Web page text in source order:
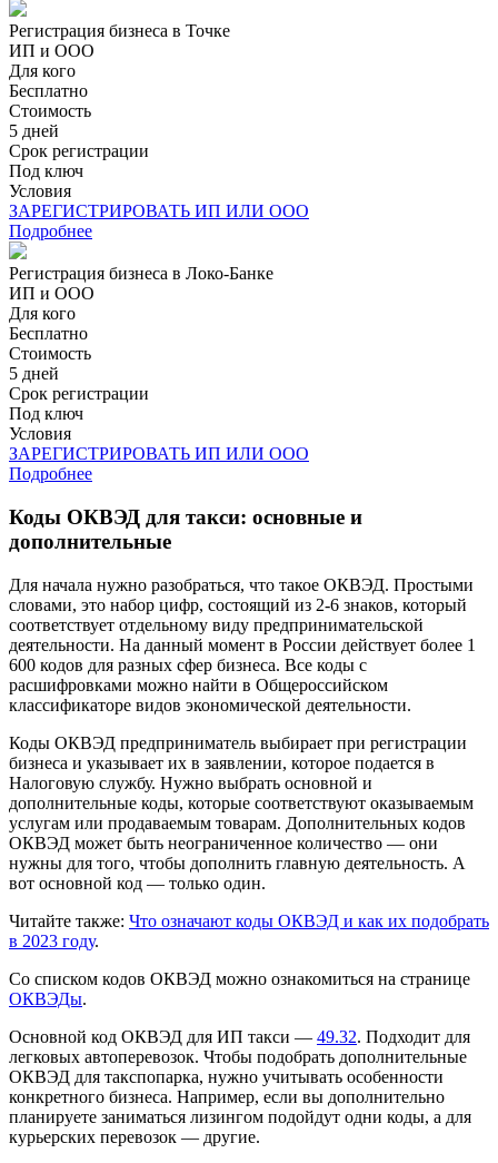
Регистрация бизнеса в Точке
ИП и ООО
Для кого
Бесплатно
Стоимость
5 дней
Срок регистрации
Под ключ
Условия
ЗАРЕГИСТРИРОВАТЬ ИП ИЛИ ООО
Подробнее
Регистрация бизнеса в Локо-Банке
ИП и ООО
Для кого
Бесплатно
Стоимость
5 дней
Срок регистрации
Под ключ
Условия
ЗАРЕГИСТРИРОВАТЬ ИП ИЛИ ООО
Подробнее
Коды ОКВЭД для такси: основные и
дополнительные
Для начала нужно разобраться, что такое ОКВЭД. Простыми
словами, это набор цифр, состоящий из 2-6 знаков, который
соответствует отдельному виду предпринимательской
деятельности. На данный момент в России действует более 1
600 кодов для разных сфер бизнеса. Все коды с
расшифровками можно найти в Общероссийском
классификаторе видов экономической деятельности.
Коды ОКВЭД предприниматель выбирает при регистрации
бизнеса и указывает их в заявлении, которое подается в
Налоговую службу. Нужно выбрать основной и
дополнительные коды, которые соответствуют оказываемым
услугам или продаваемым товарам. Дополнительных кодов
ОКВЭД может быть неограниченное количество — они
нужны для того, чтобы дополнить главную деятельность. А
вот основной код — только один.
Читайте также: Что означают коды ОКВЭД и как их подобрать
в 2023 году.
Со списком кодов ОКВЭД можно ознакомиться на странице
ОКВЭДы.
Основной код ОКВЭД для ИП такси — 49.32. Подходит для
легковых автоперевозок. Чтобы подобрать дополнительные
ОКВЭД для такспопарка, нужно учитывать особенности
конкретного бизнеса. Например, если вы дополнительно
планируете заниматься лизингом подойдут одни коды, а для
курьерских перевозок — другие.